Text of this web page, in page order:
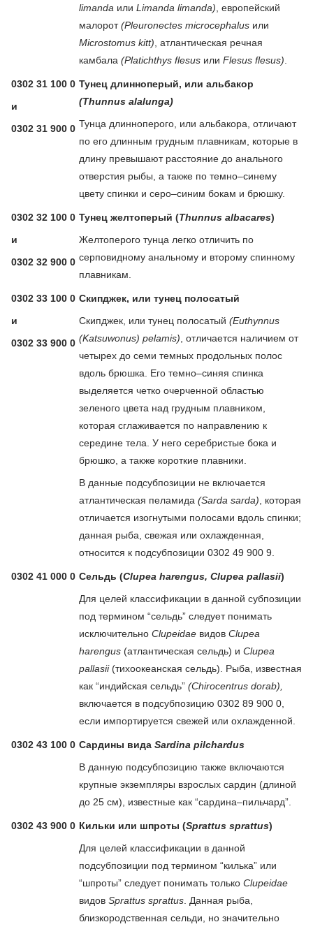
limanda или Limanda limanda) , европейский
малорот(Pleuronectes microcephalus или
Microstomus kitt) , атлантическая речная
камбала (Platichthys flesus или Flesus flesus)
0302 31 100 0
и
0302 31 900 0
Тунец длинноперый, или альбакор
(Thunnus alalunga)
Тунца длинноперого, или альбакора, отличают
по его длинным грудным плавникам, которые в
длину превышают расстояние до анального
отверстия рыбы, а также по темно–синему
цвету спинки и серо–синим бокам и брюшку.
0302 32 100 0
и
0302 32 900 0
Тунец желтоперый (Thunnus albacares)
Желтоперого тунца легко отличить по
серповидному анальному и второму спинному
плавникам.
0302 33 100 0
и
0302 33 900 0
Скипджек, или тунец полосатый
Скипджек, или тунец полосатый (Euthynnus
(Katsuwonus) pelamis) , отличается наличием от
четырех до семи темных продольных полос
вдоль брюшка. Его темно–синяя спинка
выделяется четко очерченной областью
зеленого цвета над грудным плавником,
которая сглаживается по направлению к
середине тела. У него серебристые бока и
брюшко, а также короткие плавники.
В данные подсубпозиции не включается
атлантическая пеламида (Sarda sarda) , которая
отличается изогнутыми полосами вдоль спинки;
данная рыба, свежая или охлажденная,
относится к подсубпозиции 0302 49 900 9.
0302 41 000 0 Сельдь (Clupea harengus, Clupea pallasii)
Для целей классификации в данной субпозиции
под термином “сельдь” следует понимать
исключительно Clupeidae видов Clupea
harengus (атлантическая сельдь) и Clupea
pallasii (тихоокеанская сельдь). Рыба, известная
как “индийская сельдь” (Chirocentrus dorab),
включается в подсубпозицию 0302 89 900 0,
если импортируется свежей или охлажденной.
0302 43 100 0 Сардины вида Sardina pilchardus
В данную подсубпозицию также включаются
крупные экземпляры взрослых сардин (длиной
до 25 см), известные как “сардина–пильчард”.
0302 43 900 0 Кильки или шпроты (Sprattus sprattus)
Для целей классификации в данной
подсубпозиции под термином “килька” или
“шпроты” следует понимать только Clupeidae
видов Sprattus sprattus . Данная рыба,
близкородственная сельди, но значительно